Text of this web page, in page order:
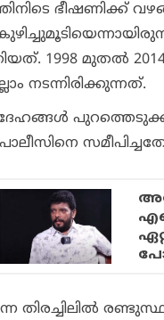
ഭീഷണിക്ക്
1998 മുതല്‍
നടന്നിരിക്കുന്നത്.
തിരച്ചിലില്‍